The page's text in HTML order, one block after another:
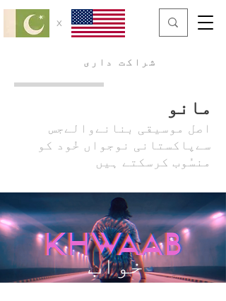
x
شراکت داری
مانو
اصل موسیقی بنانےوالےجس
سےپاکستانی نوجواں خُود کو
منسُوب کرسکتے ہیں
خواب